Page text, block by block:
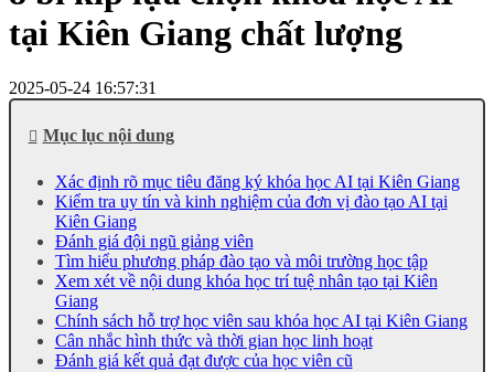
tại Kiên Giang chất lượng
2025-05-24 16:57:31
Mục lục nội dung
Xác định rõ mục tiêu đăng ký khóa học AI tại Kiên Giang
Kiểm tra uy tín và kinh nghiệm của đơn vị đào tạo AI tại
Kiên Giang
Đánh giá đội ngũ giảng viên
Tìm hiểu phương pháp đào tạo và môi trường học tập
Xem xét về nội dung khóa học trí tuệ nhân tạo tại Kiên
Giang
Chính sách hỗ trợ học viên sau khóa học AI tại Kiên Giang
Cân nhắc hình thức và thời gian học linh hoạt
Đánh giá kết quả đạt được của học viên cũ